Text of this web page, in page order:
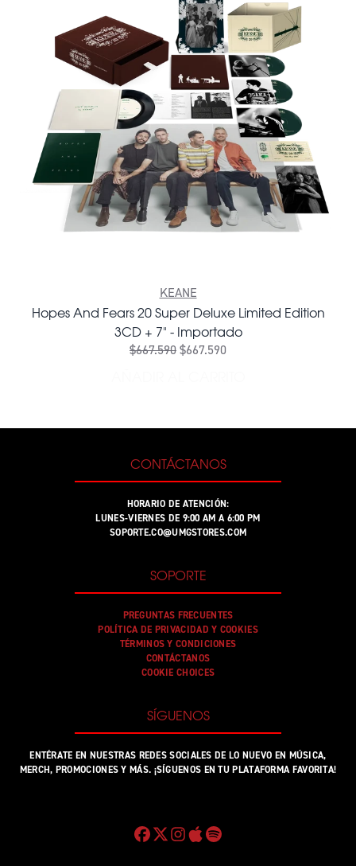
KEANE
Hopes And Fears 20 Super Deluxe Limited Edition
3CD + 7" - Importado
$667.590$667.590
CONTÁCTANOS
HORARIO DE ATENCIÓN:
LUNES-VIERNES DE 9:00 AM A 6:00 PM
SOPORTE.CO@UMGSTORES.COM
SOPORTE
PREGUNTAS FRECUENTES
POLÍTICA DE PRIVACIDAD Y COOKIES
TÉRMINOS Y CONDICIONES
CONTÁCTANOS
COOKIE CHOICES
SÍGUENOS
ENTÉRATE EN NUESTRAS REDES SOCIALES DE LO NUEVO EN MÚSICA,
MERCH, PROMOCIONES Y MÁS. ¡SÍGUENOS EN TU PLATAFORMA FAVORITA!